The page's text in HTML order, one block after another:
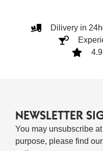
Dilivery in
NEWSLETTER
You may unsubscribe
purpose, please find